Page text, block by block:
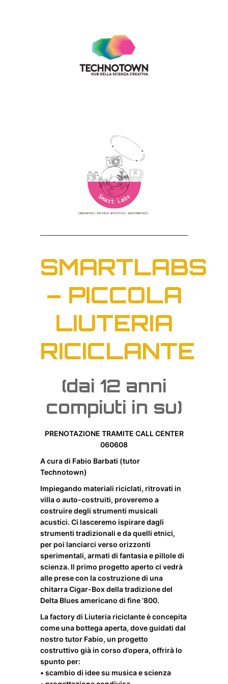
SMARTLABS
– PICCOLA
LIUTERIA
RICICLANTE
(dai 12 anni
compiuti in su)
PRENOTAZIONE TRAMITE CALL CENTER
060608
A cura di Fabio Barbati (tutor
Technotown)
Impiegando materiali riciclati, ritrovati in
villa o auto-costruiti, proveremo a
costruire degli strumenti musicali
acustici. Ci lasceremo ispirare dagli
strumenti tradizionali e da quelli etnici,
per poi lanciarci verso orizzonti
sperimentali, armati di fantasia e pillole di
scienza. Il primo progetto aperto ci vedrà
alle prese con la costruzione di una
chitarra Cigar-Box della tradizione del
Delta Blues americano di fine ‘800.
La factory di Liuteria riciclante è concepita
come una bottega aperta, dove guidati dal
nostro tutor Fabio, un progetto
costruttivo già in corso d’opera, offrirà lo
spunto per:
• scambio di idee su musica e scienza